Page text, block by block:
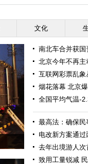
生动物
文化
南北车合并获国
北京今年不再
互联网彩票乱
烟花落幕 北京
全国平均气温-
最高法：确保
电改新方案通
去年出境游人
致用工量锐减